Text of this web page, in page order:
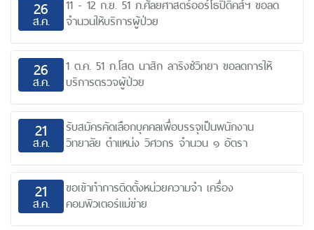
26
ส.ค.
11 - 12 ก.ย. 51 ภ.ศัลยศาสตร์ออร์โธปิดิคส์ฯ ขอลด
จำนวนให้บริการผู้ป่วย
26
ส.ค.
1 ต.ค. 51 ภ.โสต นาสิก ลาริงซ์วิทยา ขอลดการให้
บริการตรวจผู้ป่วย
21
ส.ค.
รับสมัครคัดเลือกบุคคลเพื่อบรรจุเป็นพนักงาน
วิทยาลัย ตำแหน่ง วิศวกร จำนวน ๑ อัตรา
21
ส.ค.
ขอเข้าทำการติดตั้งหน่วยความจำ เครื่อง
คอมพิวเตอร์แม่ข่าย